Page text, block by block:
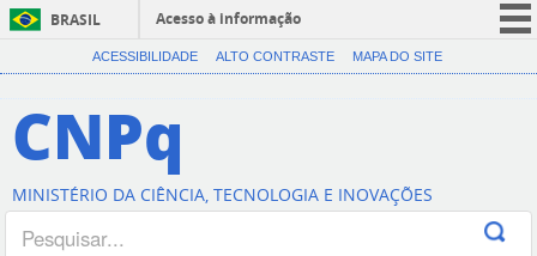
BRASIL
Acesso à informação
CORONAVÍRUS (COVID-19)
Canais
ACESSIBILIDADE ALTO CONTRASTE MAPA DO SITE
CNPq
MINISTÉRIO DA CIÊNCIA, TECNOLOGIA E INOVAÇÕES